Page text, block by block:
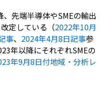
先端半導体やSMEの輸出
定している（2022年10月
事、 2024年4月8日記事参
年以降にそれぞれSMEの
年9月8日付地域・分析レ